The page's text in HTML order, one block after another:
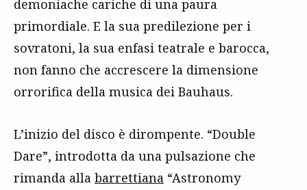
demoniache cariche di una paura
primordiale. E la sua predilezione per i
sovratoni, la sua enfasi teatrale e barocca,
non fanno che accrescere la dimensione
orrorifica della musica dei Bauhaus.
L’inizio del disco è dirompente. “Double
Dare”, introdotta da una pulsazione che
rimanda alla barrettiana “Astronomy